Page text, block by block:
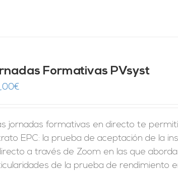
Formativas PVsyst
€
jornadas formativas en directo te
EPC: la prueba de aceptación de la
a través de Zoom en las que
de la prueba de rendimiento